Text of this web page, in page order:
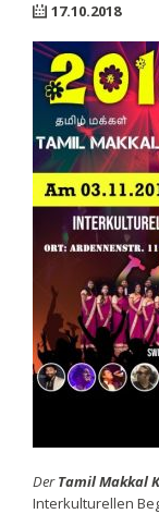
17.10.2018
DerTamil Makkal
Interkulturellen